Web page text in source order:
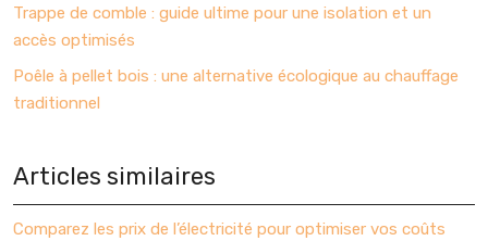
Trappe de comble : guide ultime pour une isolation et un
accès optimisés
Poêle à pellet bois : une alternative écologique au chauffage
traditionnel
Articles similaires
Comparez les prix de l’électricité pour optimiser vos coûts